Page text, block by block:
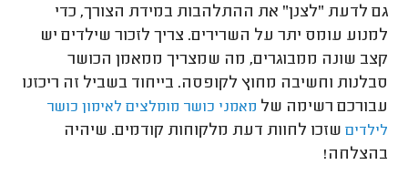
גם לדעת "לצנן" את ההתלהבות במידת הצורך, כדי
למנוע עומס יתר על השרירים. צריך לזכור שילדים יש
קצב שונה ממבוגרים, מה שמצריך ממאמן הכושר
סבלנות וחשיבה מחוץ לקופסה. בייחוד בשביל זה ריכזנו
עבורכם רשימה של מאמני כושר מומלצים לאימון כושר
לילדים שזכו לחוות דעת מלקוחות קודמים. שיהיה
בהצלחה!